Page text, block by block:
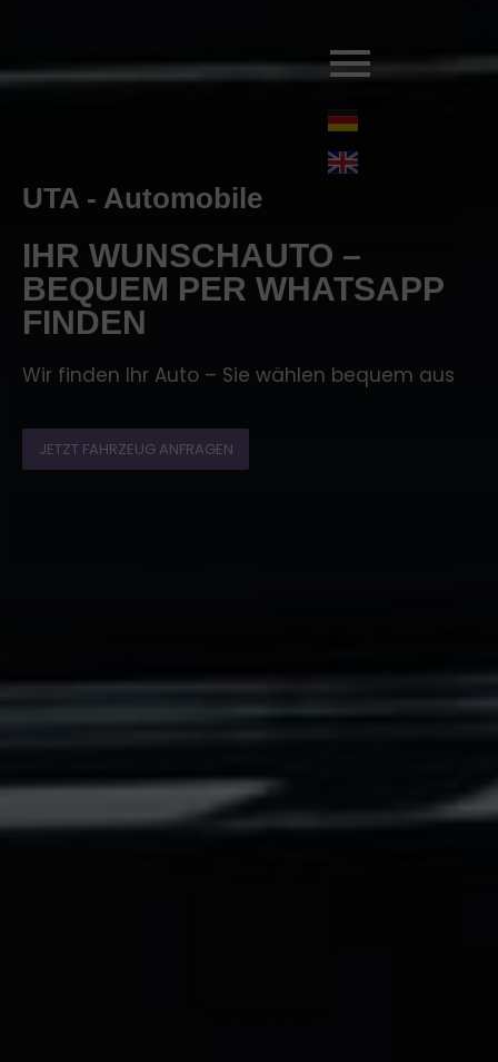
UTA - Automobile
IHR WUNSCHAUTO –
BEQUEM PER WHATSAPP
FINDEN
Wir finden Ihr Auto – Sie wählen bequem aus
JETZT FAHRZEUG ANFRAGEN